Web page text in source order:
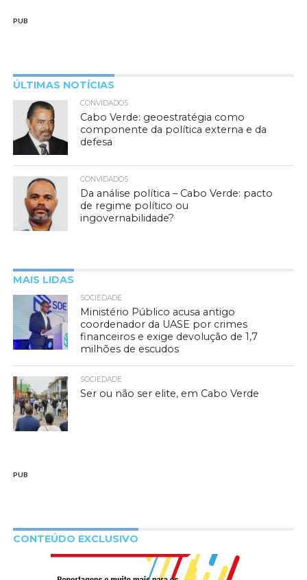
PUB
ÚLTIMAS NOTÍCIAS
CONVIDADOS
Cabo Verde: geoestratégia como
componente da política externa e da
defesa
CONVIDADOS
Da análise política – Cabo Verde: pacto
de regime político ou
ingovernabilidade?
MAIS LIDAS
SOCIEDADE
Ministério Público acusa antigo
coordenador da UASE por crimes
financeiros e exige devolução de 1,7
milhões de escudos
SOCIEDADE
Ser ou não ser elite, em Cabo Verde
PUB
CONTEÚDO EXCLUSIVO